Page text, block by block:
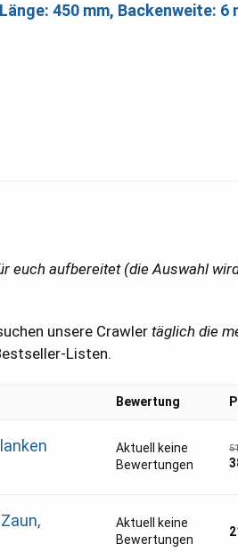
450 mm, Backenweite: 6
euch aufbereitet (die Auswahl
unsere Crawler täglich die
Listen.
Bewertung
Aktuell keine
Bewertungen
Aktuell keine
Bewertungen